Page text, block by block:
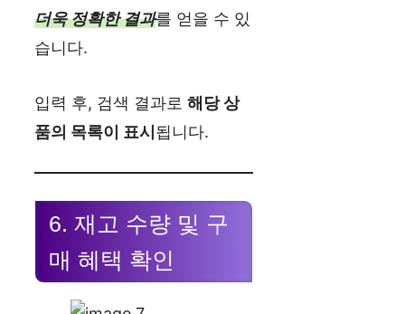
더욱 정확한 결과를 얻을 수 있
습니다.
입력 후, 검색 결과로 해당 상
품의 목록이 표시됩니다.
6. 재고 수량 및 구
매 혜택 확인